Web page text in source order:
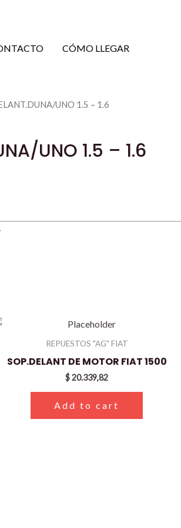
CÓMO LLEGAR
UNO 1.5 – 1.6
UNO 1.5 – 1.6
REPUESTOS "AG" FIAT
SOP.DELANT DE MOTOR FIAT 1500
$20.339,82
Add to cart